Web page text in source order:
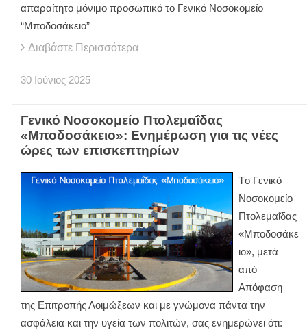
απαραίτητο μόνιμο προσωπικό το Γενικό Νοσοκομείο
“Μποδοσάκειο”
Διαβάστε Περισσότερα
30 Ιούνιος 2025
Γενικό Νοσοκομείο Πτολεμαΐδας
«Μποδοσάκειο»: Ενημέρωση για τις νέες
ώρες των επισκεπτηρίων
Tο Γενικό
Νοσοκομείο
Πτολεμαΐδας
«Μποδοσάκε
ιο», μετά
από
Απόφαση
της Επιτροπής Λοιμώξεων και με γνώμονα πάντα την
ασφάλεια και την υγεία των πολιτών, σας ενημερώνει ότι: